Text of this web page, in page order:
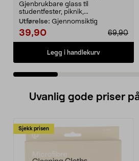
Gjenbrukbare glass til
studentfester, piknik,...
Utførelse: Gjennomsiktig
39,90 69,90
Legg i handlekurv
Uvanlig gode priser
Sjekk prisen